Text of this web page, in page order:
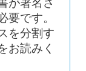
要です。
を分割す
お読みく